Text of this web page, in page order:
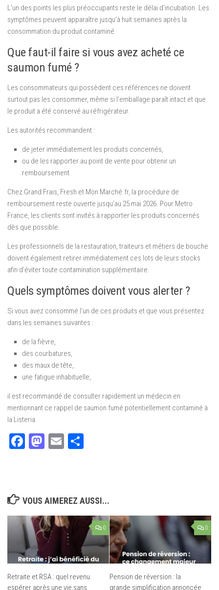
L’un des points les plus préoccupants reste le délai d’incubation. Les
symptômes peuvent apparaître jusqu’à huit semaines après la
consommation du produit contaminé.
Que faut-il faire si vous avez acheté ce
saumon fumé ?
Les consommateurs qui possèdent ces références ne doivent
surtout pas les consommer, même si l’emballage paraît intact et que
le produit a été conservé au réfrigérateur.
Les autorités recommandent :
de jeter immédiatement les produits concernés,
ou de les rapporter au point de vente pour obtenir un
remboursement.
Chez Grand Frais, Fresh et Mon Marché.fr, la procédure de
remboursement reste ouverte jusqu’au 25 mai 2026. Pour Metro
France, les clients sont invités à rapporter les produits concernés
dès que possible.
Les professionnels de la restauration, traiteurs et métiers de bouche
doivent également retirer immédiatement ces lots de leurs stocks
afin d’éviter toute contamination supplémentaire.
Quels symptômes doivent vous alerter ?
Si vous avez consommé l’un de ces produits et que vous présentez
dans les semaines suivantes :
de la fièvre,
des courbatures,
des maux de tête,
une fatigue inhabituelle,
il est recommandé de consulter rapidement un médecin en
mentionnant ce rappel de saumon fumé potentiellement contaminé à
la Listeria.
Facebook
Mastodon
Email
VOUS AIMEREZ AUSSI...
0
Retraite et RSA : quel revenu
espérer après une vie sans
0
Pension de réversion : la
grande simplification annoncée